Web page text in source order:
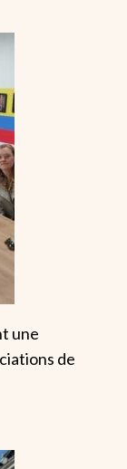
une
de